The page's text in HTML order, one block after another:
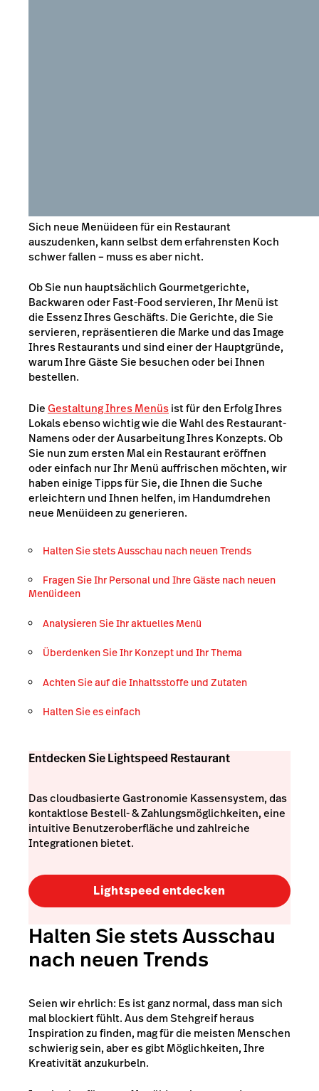
Sich neue Menüideen für ein Restaurant
auszudenken, kann selbst dem erfahrensten Koch
schwer fallen – muss es aber nicht.
Ob Sie nun hauptsächlich Gourmetgerichte,
Backwaren oder Fast-Food servieren, Ihr Menü ist
die Essenz Ihres Geschäfts. Die Gerichte, die Sie
servieren, repräsentieren die Marke und das Image
Ihres Restaurants und sind einer der Hauptgründe,
warum Ihre Gäste Sie besuchen oder bei Ihnen
bestellen.
DieGestaltung Ihres Menüsist für den Erfolg Ihres
Lokals ebenso wichtig wie die Wahl des Restaurant-
Namens oder der Ausarbeitung Ihres Konzepts. Ob
Sie nun zum ersten Mal ein Restaurant eröffnen
oder einfach nur Ihr Menü auffrischen möchten, wir
haben einige Tipps für Sie, die Ihnen die Suche
erleichtern und Ihnen helfen, im Handumdrehen
neue Menüideen zu generieren.
Halten Sie stets Ausschau nach neuen Trends
Fragen Sie Ihr Personal und Ihre Gäste nach neuen
Menüideen
Analysieren Sie Ihr aktuelles Menü
Überdenken Sie Ihr Konzept und Ihr Thema
Achten Sie auf die Inhaltsstoffe und Zutaten
Halten Sie es einfach
Entdecken Sie Lightspeed Restaurant
Das cloudbasierte Gastronomie Kassensystem, das
kontaktlose Bestell- & Zahlungsmöglichkeiten, eine
intuitive Benutzeroberfläche und zahlreiche
Integrationen bietet.
Lightspeed entdecken
Halten Sie stets Ausschau
nach neuen Trends
Seien wir ehrlich: Es ist ganz normal, dass man sich
mal blockiert fühlt. Aus dem Stehgreif heraus
Inspiration zu finden, mag für die meisten Menschen
schwierig sein, aber es gibt Möglichkeiten, Ihre
Kreativität anzukurbeln.